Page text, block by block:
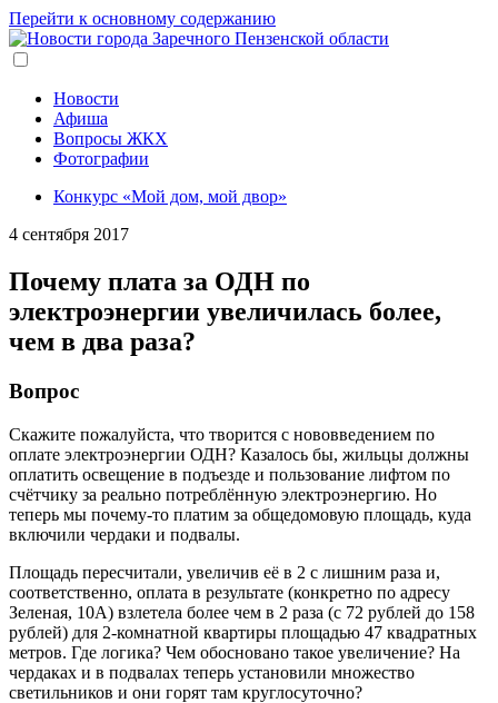
Перейти к основному содержанию
Новости
Афиша
Вопросы ЖКХ
Фотографии
Конкурс «Мой дом, мой двор»
4 сентября 2017
Почему плата за ОДН по
электроэнергии увеличилась более,
чем в два раза?
Вопрос
Скажите пожалуйста, что творится с нововведением по
оплате электроэнергии ОДН? Казалось бы, жильцы должны
оплатить освещение в подъезде и пользование лифтом по
счётчику за реально потреблённую электроэнергию. Но
теперь мы почему-то платим за общедомовую площадь, куда
включили чердаки и подвалы.
Площадь пересчитали, увеличив её в 2 c лишним раза и,
соответственно, оплата в результате (конкретно по адресу
Зеленая, 10А) взлетела более чем в 2 раза (с 72 рублей до 158
рублей) для 2-комнатной квартиры площадью 47 квадратных
метров. Где логика? Чем обосновано такое увеличение? На
чердаках и в подвалах теперь установили множество
светильников и они горят там круглосуточно?